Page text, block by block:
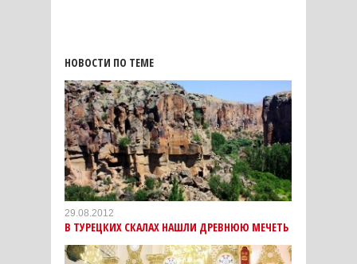
НОВОСТИ ПО ТЕМЕ
29.08.2012
В ТУРЕЦКИХ СКАЛАХ НАШЛИ ДРЕВНЮЮ МЕЧЕТЬ